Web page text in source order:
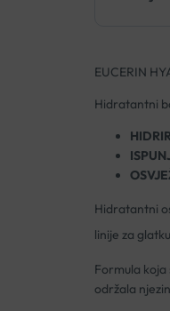
EUCERIN
Hidratantni
Hidratantni
linije za
Formula
održala